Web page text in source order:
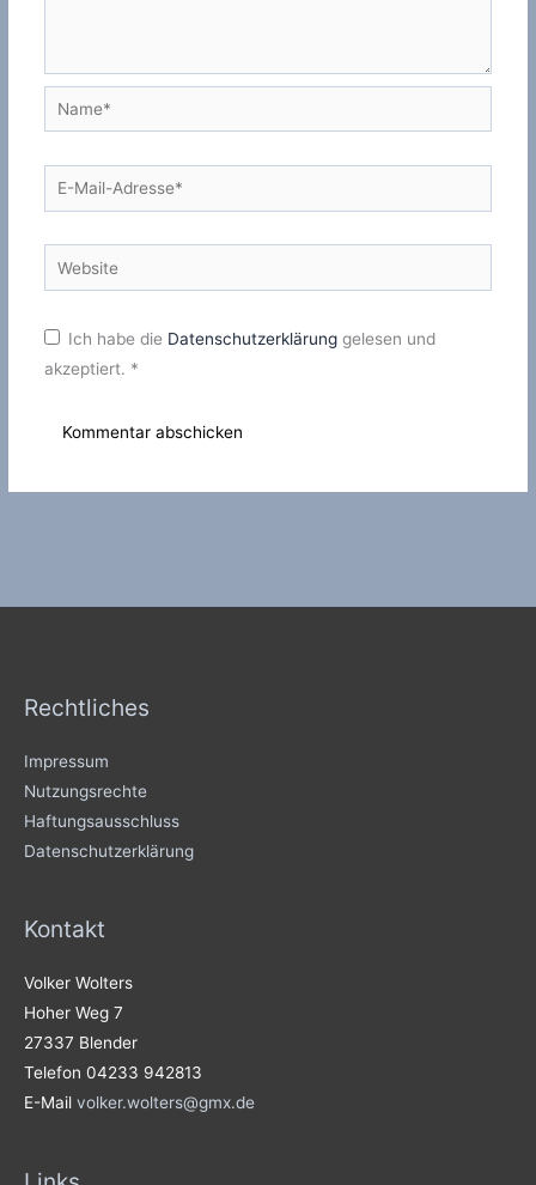
Name*
E-
Mail-
Website
Ich habe die Datenschutzerklärung gelesen und
akzeptiert. *
Rechtliches
Impressum
Nutzungsrechte
Haftungsausschluss
Datenschutzerklärung
Kontakt
Volker Wolters
Hoher Weg 7
27337 Blender
Telefon 04233 942813
E-Mail volker.wolters@gmx.de